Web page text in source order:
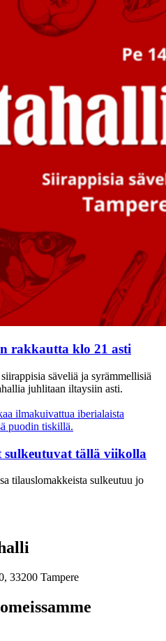
rakkautta klo 21 asti
säveliä ja syrämmellisiä
juhlitaan iltaysiin asti.
sulkeutuvat tällä viikolla
tilauslomakkeista sulkeutuu jo
33200 Tampere